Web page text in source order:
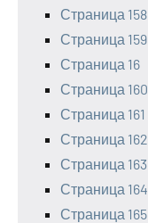
Страница 158
Страница 159
Страница 16
Страница 160
Страница 161
Страница 162
Страница 163
Страница 164
Страница 165